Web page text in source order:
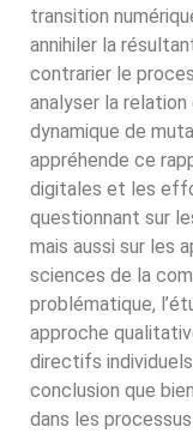
transition
annihiler la
contrarier le
analyser la
dynamique de
appréhende ce
digitales et les
questionnant sur
mais aussi sur les
sciences de la
problématique,
approche
directifs
conclusion que
dans les